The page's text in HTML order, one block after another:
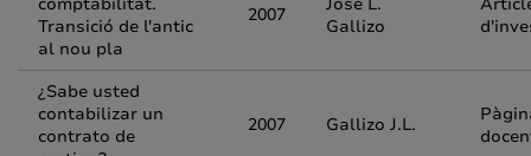
Transició de l'antic
al nou pla
2007
Gallizo
¿Sabe usted
contabilizar un
contrato de
2007 Gallizo J.L.